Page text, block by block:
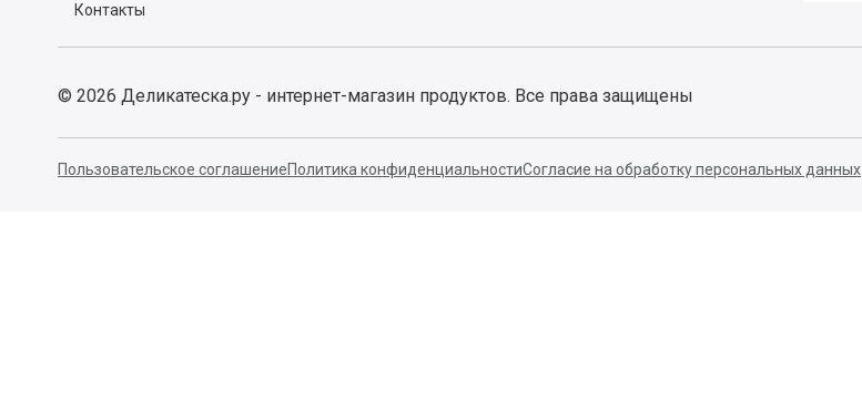
Контакты
© 2026 Деликатеска.ру - интернет-магазин продуктов. Все права защищены
Пользовательское соглашениеПолитика конфиденциальностиСогласие на обработку персональных данных